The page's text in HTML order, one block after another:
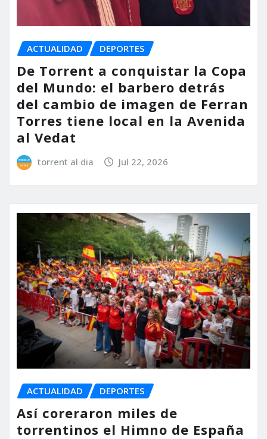
ACTUALIDAD DEPORTES
De Torrent a conquistar la Copa
del Mundo: el barbero detrás
del cambio de imagen de Ferran
Torres tiene local en la Avenida
al Vedat
torrent al dia Jul 22, 2026
ACTUALIDAD DEPORTES
Así coreraron miles de
torrentinos el Himno de España